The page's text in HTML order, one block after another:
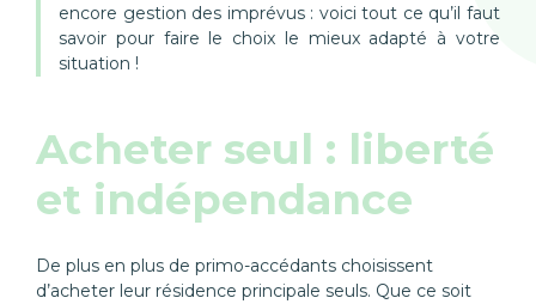
encore gestion des imprévus : voici tout ce qu’il faut
savoir pour faire le choix le mieux adapté à votre
situation !
Acheter seul : liberté
et indépendance
De plus en plus de primo-accédants choisissent
d’acheter leur résidence principale seuls. Que ce soit